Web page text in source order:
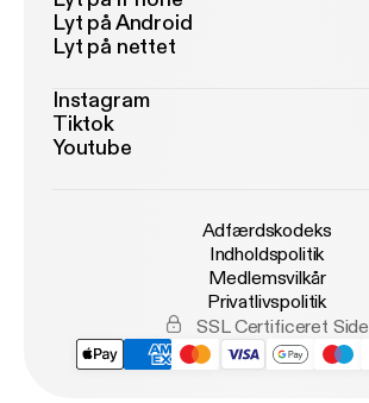
Lyt på Android
Lyt på nettet
Instagram
Tiktok
Youtube
Adfærdskodeks
Indholdspolitik
Medlemsvilkår
Privatlivspolitik
SSL Certificeret Side